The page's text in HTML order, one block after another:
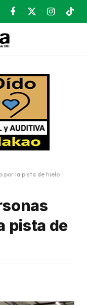
Facebook
X
Instagram
por la pista de hielo
pista de